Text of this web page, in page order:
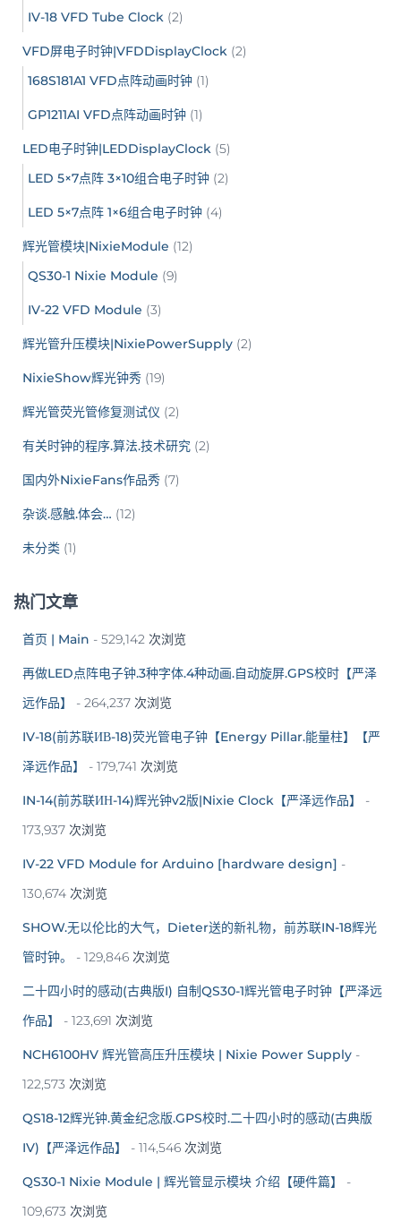
IV-18 VFD Tube Clock (2)
VFD屏电子时钟|VFDDisplayClock (2)
168S181A1 VFD点阵动画时钟 (1)
GP1211AI VFD点阵动画时钟 (1)
LED电子时钟|LEDDisplayClock (5)
LED 5×7点阵 3×10组合电子时钟 (2)
LED 5×7点阵 1×6组合电子时钟 (4)
辉光管模块|NixieModule (12)
QS30-1 Nixie Module (9)
IV-22 VFD Module (3)
辉光管升压模块|NixiePowerSupply (2)
NixieShow辉光钟秀 (19)
辉光管荧光管修复测试仪 (2)
有关时钟的程序.算法.技术研究 (2)
国内外NixieFans作品秀 (7)
杂谈.感触.体会… (12)
未分类 (1)
热门文章
首页 | Main - 529,142 次浏览
再做LED点阵电子钟.3种字体.4种动画.自动旋屏.GPS校时【严泽
远作品】
- 264,237 次浏览
IV-18(前苏联ИВ-18)荧光管电子钟【Energy Pillar.能量柱】【严
泽远作品】
- 179,741 次浏览
IN-14(前苏联ИН-14)辉光钟v2版|Nixie Clock【严泽远作品】
-
173,937 次浏览
IV-22 VFD Module for Arduino [hardware design] -
130,674 次浏览
SHOW.无以伦比的大气，Dieter送的新礼物，前苏联IN-18辉光
管时钟。
- 129,846 次浏览
二十四小时的感动(古典版I) 自制QS30-1辉光管电子时钟【严泽远
作品】
- 123,691 次浏览
NCH6100HV 辉光管高压升压模块 | Nixie Power Supply -
122,573 次浏览
QS18-12辉光钟.黄金纪念版.GPS校时.二十四小时的感动(古典版
IV)【严泽远作品】
- 114,546 次浏览
QS30-1 Nixie Module | 辉光管显示模块 介绍【硬件篇】
-
109,673 次浏览